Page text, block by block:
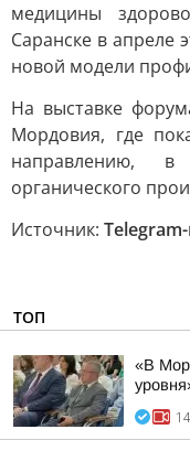
медицины
Саранске в апреле
новой модели
На выставке
Мордовия, где
направлению,
органического
Источник:
ТОП
«В